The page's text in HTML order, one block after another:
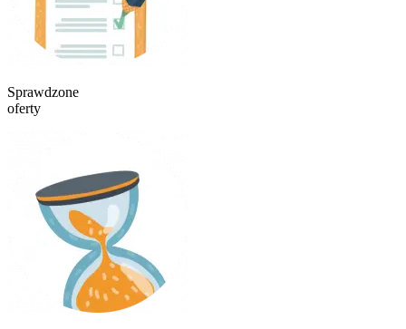
Sprawdzone
oferty